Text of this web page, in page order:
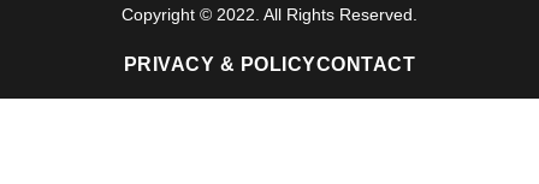
Copyright © 2022. All Rights Reserved.
PRIVACY & POLICYCONTACT